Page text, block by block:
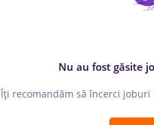
Nu au fost găsite
Îți recomandăm să încerci